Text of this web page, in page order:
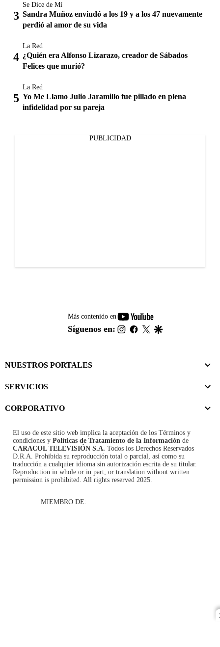
Se Dice de Mí
Sandra Muñoz enviudó a los 19 y a los 47 nuevamente
perdió al amor de su vida
La Red
¿Quién era Alfonso Lizarazo, creador de Sábados
Felices que murió?
La Red
Yo Me Llamo Julio Jaramillo fue pillado en plena
infidelidad por su pareja
PUBLICIDAD
Más contenido en
youtube-
footer
Síguenos en: instagram
facebook
twitter
NUESTROS PORTALES
SERVICIOS
CORPORATIVO
El uso de este sitio web implica la aceptación de los Términos y
condiciones y Políticas de Tratamiento de la Información de
CARACOL TELEVISIÓN S.A. Todos los Derechos Reservados
D.R.A. Prohibida su reproducción total o parcial, así como su
traducción a cualquier idioma sin autorización escrita de su titular.
Reproduction in whole or in part, or translation without written
permission is prohibited. All rights reserved 2025.
MIEMBRO DE: